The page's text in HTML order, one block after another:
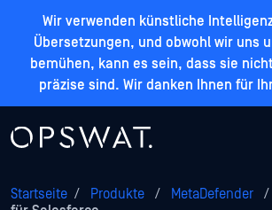
Wir verwenden künstliche
Übersetzungen, und obwohl wir uns
bemühen, kann es sein, dass sie
präzise sind. Wir danken Ihnen für
Startseite / Produkte / MetaDefender /